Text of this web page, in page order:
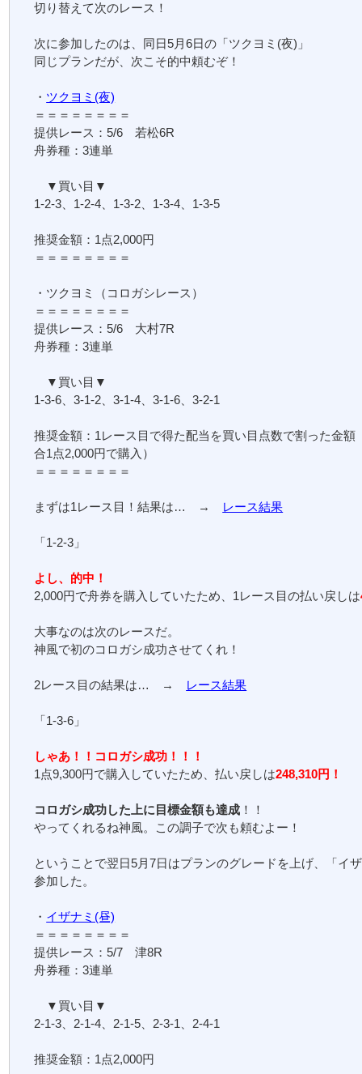
切り替えて次のレース！
次に参加したのは、同日5月6日の「ツクヨミ(夜)」
同じプランだが、次こそ的中頼むぞ！
・ ツクヨミ(夜)
＝＝＝＝＝＝＝＝
提供レース：5/6 若松6R
舟券種：3連単
▼買い目▼
1-2-3、1-2-4、1-3-2、1-3-4、1-3-5
推奨金額：1点2,000円
＝＝＝＝＝＝＝＝
・ツクヨミ（コロガシレース）
＝＝＝＝＝＝＝＝
提供レース：5/6 大村7R
舟券種：3連単
▼買い目▼
1-3-6、3-1-2、3-1-4、3-1-6、3-2-1
推奨金額：1レース目で得た配当を買い目点数で割った金額
合1点2,000円で購入）
＝＝＝＝＝＝＝＝
まずは1レース目！結果は… → レース結果
「1-2-3」
よし、的中！
2,000円で舟券を購入していたため、1レース目の払い戻しは
大事なのは次のレースだ。
神風で初のコロガシ成功させてくれ！
2レース目の結果は… → レース結果
「1-3-6」
しゃあ！！コロガシ成功！！！
1点9,300円で購入していたため、払い戻しは248,310円！
コロガシ成功した上に目標金額も達成 ！！
やってくれるね神風。この調子で次も頼むよー！
ということで翌日5月7日はプランのグレードを上げ、「イ
参加した。
・ イザナミ(昼)
＝＝＝＝＝＝＝＝
提供レース：5/7 津8R
舟券種：3連単
▼買い目▼
2-1-3、2-1-4、2-1-5、2-3-1、2-4-1
推奨金額：1点2,000円